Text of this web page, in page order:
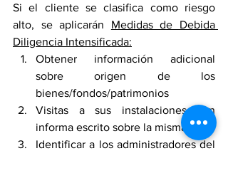
Si el cliente se clasifica como riesgo
alto, se aplicarán Medidas de Debida
Diligencia Intensificada:
Obtener información adicional
sobre origen de los
bienes/fondos/patrimonios
Visitas a sus instalaciones con
informa escrito sobre la misma.
Identificar a los administradores del